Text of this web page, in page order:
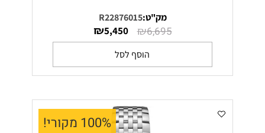
מק"ט:R22876015
₪6,695
₪5,450
הוסף לסל
100% מקורי!